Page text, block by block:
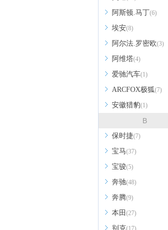
阿斯顿.马丁(6)
埃安(8)
阿尔法.罗密欧(3)
阿维塔(4)
爱驰汽车(1)
ARCFOX极狐(7)
安徽猎豹(1)
B
保时捷(7)
宝马(37)
宝骏(5)
奔驰(48)
奔腾(9)
本田 (27)
别克(17)